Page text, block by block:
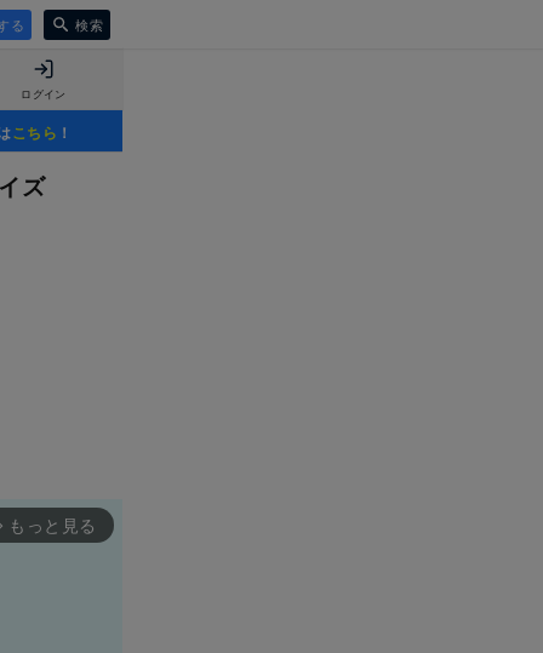
る 検索
ログイン
こちら ！
ズ
もっと見る